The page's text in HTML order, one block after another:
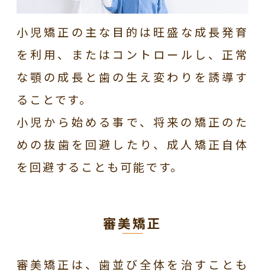
小児矯正の主な目的は旺盛な成長発育
を利用、またはコントロールし、正常
な顎の成長と歯の生え変わりを誘導す
ることです。
小児から始める事で、将来の矯正のた
めの抜歯を回避したり、成人矯正自体
を回避することも可能です。
審美矯正
審美矯正は、歯並び全体を治すことも